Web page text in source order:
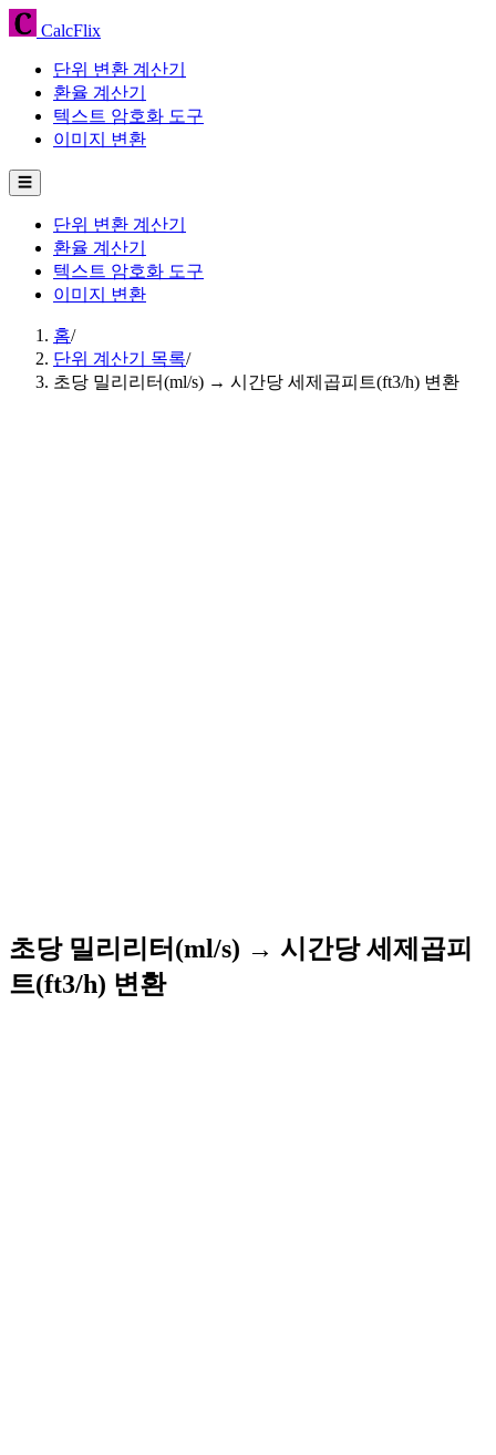
CalcFlix
단위 변환 계산기
환율 계산기
텍스트 암호화 도구
이미지 변환
☰
단위 변환 계산기
환율 계산기
텍스트 암호화 도구
이미지 변환
홈/
단위 계산기 목록/
초당 밀리리터(ml/s) → 시간당 세제곱피트(ft3/h) 변환
초당 밀리리터(ml/s) → 시간당 세제곱피
트(ft3/h) 변환